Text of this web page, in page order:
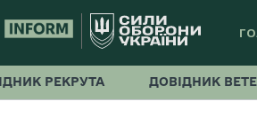
РЕКРУТА ДОВІДНИК